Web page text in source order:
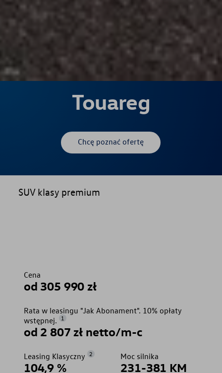
Touareg
Chcę poznać ofertę
SUV klasy premium
Cena
od 305 990 zł
Rata w leasingu "Jak Abonament". 10% opłaty
wstępnej.
1
od 2 807 zł netto/m-c
Leasing Klasyczny 2
104,9 %
Moc silnika
231-381 KM